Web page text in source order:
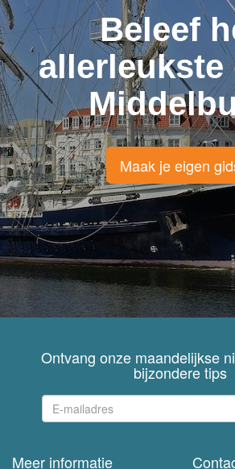
Beleef
allerleukste
Maak je eigen
Ontvang onze maandelijkse
bijzondere tips
Meer informatie